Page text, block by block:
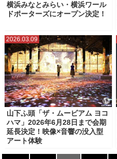
横浜みなとみらい・横浜ワール
ドポーターズにオープン決定！
2026.03.09
山下ふ頭「ザ・ムービアム ヨコ
ハマ」2026年6⽉28⽇まで会期
延長決定！映像×音響の没⼊型
アート体験